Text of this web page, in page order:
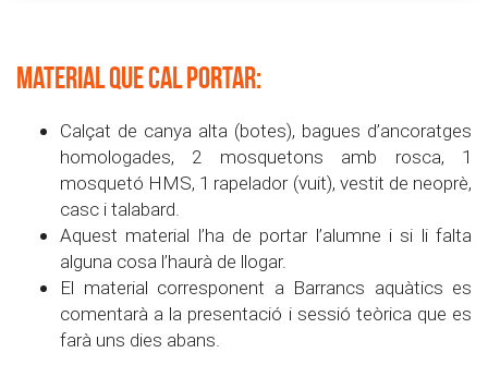
Material que cal portar:
Calçat de canya alta (botes), bagues d’ancoratges
homologades, 2 mosquetons amb rosca, 1
mosquetó HMS, 1 rapelador (vuit), vestit de neoprè,
casc i talabard.
Aquest material l’ha de portar l’alumne i si li falta
alguna cosa l’haurà de llogar.
El material corresponent a Barrancs aquàtics es
comentarà a la presentació i sessió teòrica que es
farà uns dies abans.